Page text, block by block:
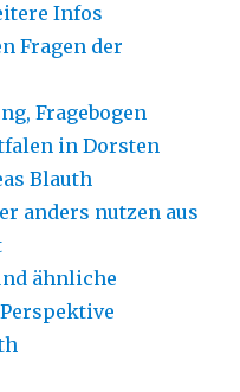
Infos
Fragen der
Fragebogen
in Dorsten
Blauth
anders nutzen aus
ähnliche